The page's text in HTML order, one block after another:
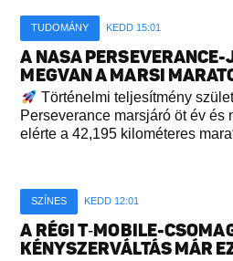
TUDOMÁNY KEDD 15:01
A NASA PERSEVERANCE-
MEGVAN A MARSI
Történelmi teljesítmény
Perseverance marsjáró öt év és
elérte a 42,195 kilométeres
SZÍNES KEDD 12:01
A RÉGI T‑MOBILE-
KÉNYSZERVÁLTÁS MÁR